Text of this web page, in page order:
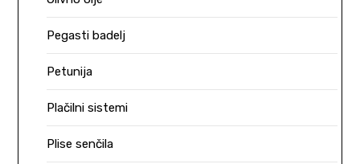
Pegasti badelj
Petunija
Plačilni sistemi
Plise senčila